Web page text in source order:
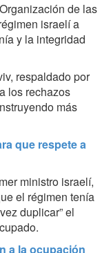
de las
israelí a
y la integridad
respaldado por
los rechazos
más
que respete a
ministro israelí,
el régimen tenía
duplicar” el
a la ocupación